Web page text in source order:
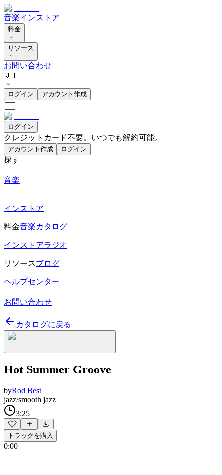
音楽インストア
料金
リソース
お問い合わせ
🇯🇵
ログイン アカウント作成
ログイン
クレジットカード不要。いつでも解約可能。
アカウント作成 ログイン
探す
音楽
インストア
料金音楽カタログ
インストアラジオ
リソースブログ
ヘルプセンター
お問い合わせ
カタログに戻る
Hot Summer Groove
byRod Best
jazz/smooth jazz
3:25
トラックを購入
0:00